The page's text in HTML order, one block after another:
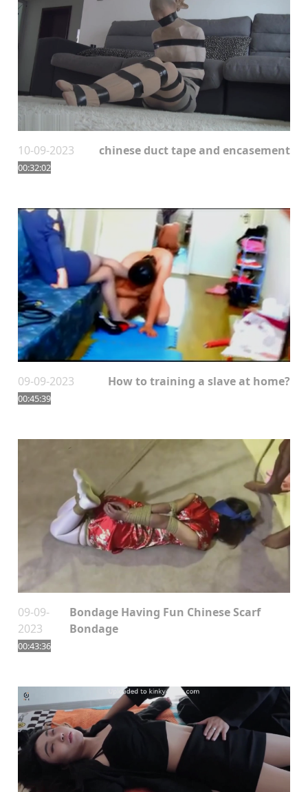
10-09-2023
00:32:02
chinese duct tape and encasement
09-09-2023
00:45:39
How to training a slave at home?
09-09-
2023
00:43:36
Bondage Having Fun Chinese Scarf
Bondage